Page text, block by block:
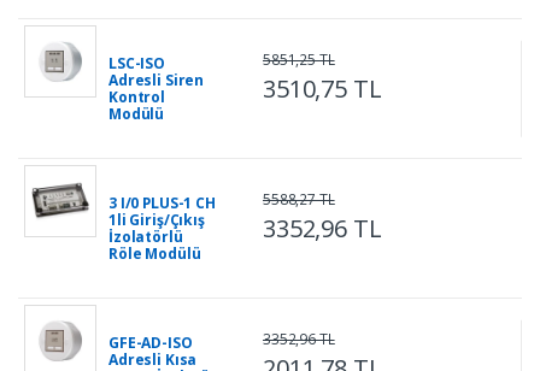
LSC-ISO
Adresli Siren
Kontrol
Modülü
3510,75 TL
5851,25 TL
3 I/0 PLUS-1 CH
1li Giriş/Çıkış
İzolatörlü
Röle Modülü
3352,96 TL
5588,27 TL
GFE-AD-ISO
Adresli Kısa
3352,96 TL